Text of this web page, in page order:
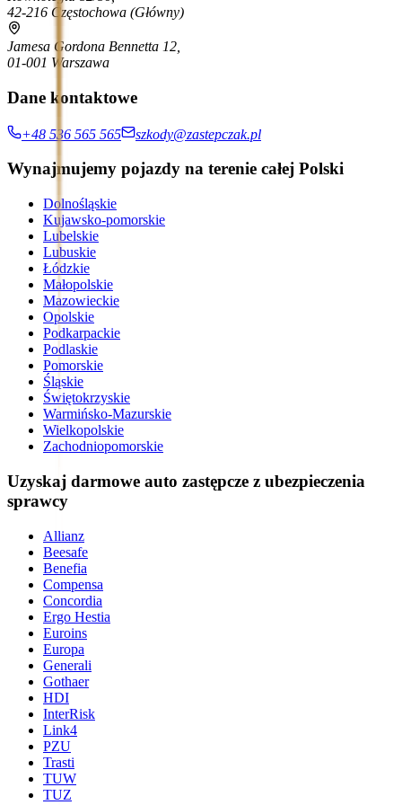
42-216 Częstochowa (Główny)
Jamesa Gordona Bennetta 12,
01-001 Warszawa
Dane kontaktowe
+48 536 565 565 szkody@zastepczak.pl
Wynajmujemy pojazdy na terenie całej Polski
Dolnośląskie
Kujawsko-pomorskie
Lubelskie
Lubuskie
Łódzkie
Małopolskie
Mazowieckie
Opolskie
Podkarpackie
Podlaskie
Pomorskie
Śląskie
Świętokrzyskie
Warmińsko-Mazurskie
Wielkopolskie
Zachodniopomorskie
Uzyskaj darmowe auto zastępcze z ubezpieczenia
sprawcy
Allianz
Beesafe
Benefia
Compensa
Concordia
Ergo Hestia
Euroins
Europa
Generali
Gothaer
HDI
InterRisk
Link4
PZU
Trasti
TUW
TUZ